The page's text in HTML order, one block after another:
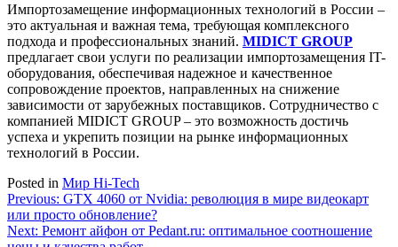
Импортозамещение информационных технологий в России –
это актуальная и важная тема, требующая комплексного
подхода и профессиональных знаний. MIDICT GROUP
предлагает свои услуги по реализации импортозамещения IT-
оборудования, обеспечивая надежное и качественное
сопровождение проектов, направленных на снижение
зависимости от зарубежных поставщиков. Сотрудничество с
компанией MIDICT GROUP – это возможность достичь
успеха и укрепить позиции на рынке информационных
технологий в России.
Posted in Мир Hi-Tech
Навигация
по
Previous: GTX 4060 от Nvidia: революция в мире видеокарт
или просто обновление?
Next: Ремонт айфон от Pedant.ru: оптимальное соотношение